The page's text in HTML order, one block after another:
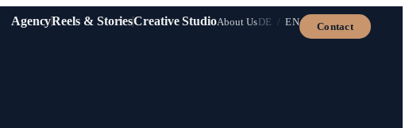
AgencyReels & StoriesCreative StudioAbout UsDE / EN Contact